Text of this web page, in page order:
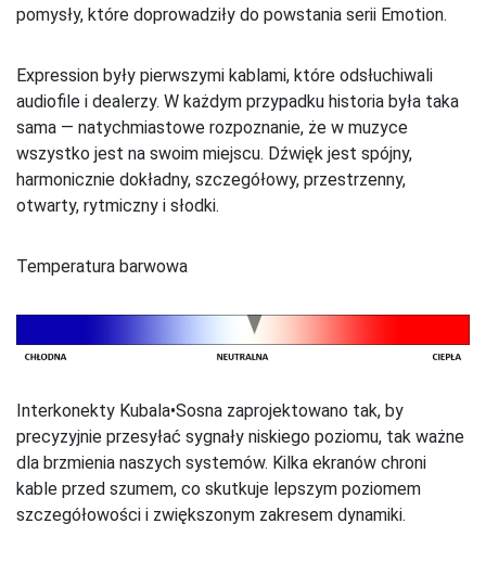
pomysły, które doprowadziły do powstania serii Emotion.
Expression były pierwszymi kablami, które odsłuchiwali
audiofile i dealerzy. W każdym przypadku historia była taka
sama — natychmiastowe rozpoznanie, że w muzyce
wszystko jest na swoim miejscu. Dźwięk jest spójny,
harmonicznie dokładny, szczegółowy, przestrzenny,
otwarty, rytmiczny i słodki.
Temperatura barwowa
Interkonekty Kubala•Sosna zaprojektowano tak, by
precyzyjnie przesyłać sygnały niskiego poziomu, tak ważne
dla brzmienia naszych systemów. Kilka ekranów chroni
kable przed szumem, co skutkuje lepszym poziomem
szczegółowości i zwiększonym zakresem dynamiki.